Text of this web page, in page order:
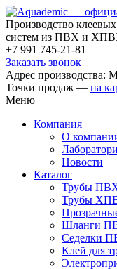
Производство
систем из ПВХ и
+7 991 745-21-81
Заказать звонок
Адрес производства:
Точки продаж — на
Меню
Компания
О
Новости
Каталог
Трубы
Трубы
Шланги
Седелки
Клей для